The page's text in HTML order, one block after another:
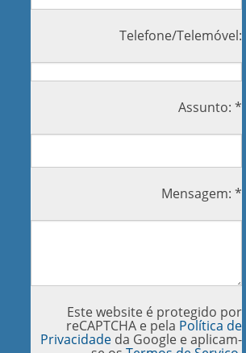
Telefone/Telemóvel:
Assunto: *
Mensagem: *
Este website é protegido por
reCAPTCHA e pela Política de
Privacidade da Google e aplicam-